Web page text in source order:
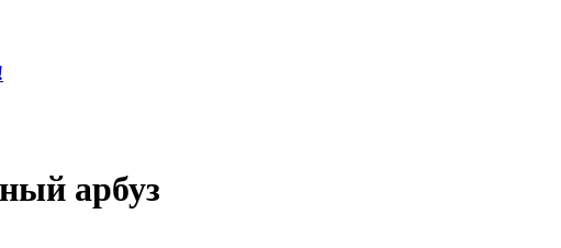
арбуз